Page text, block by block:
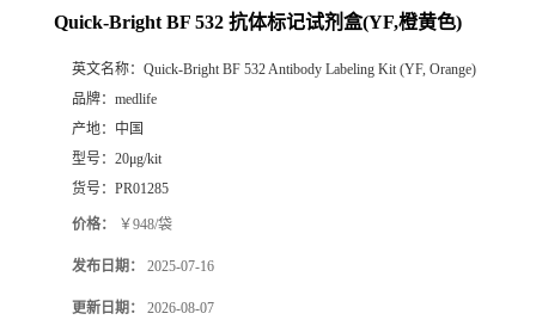
Quick-Bright BF 532 抗体标记试剂盒(YF,橙黄色)
英文名称： Quick-Bright BF 532 Antibody Labeling Kit (YF, Orange)
品牌： medlife
产地： 中国
型号： 20μg/kit
货号： PR01285
价格： ￥948/袋
发布日期： 2025-07-16
更新日期： 2026-08-07